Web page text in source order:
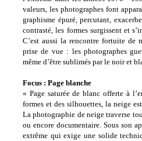
valeurs, les photographes font
graphisme épuré, percutant,
contrasté, les formes surgissent et
C’est aussi la rencontre fortuite de
prise de vue : les photographes
même d’être sublimés par le noir et
Focus : Page blanche
« Page saturée de blanc offerte à
formes et des silhouettes, la neige
La photographie de neige traverse
ou encore documentaire. Sous son
extrême qui exige une solide